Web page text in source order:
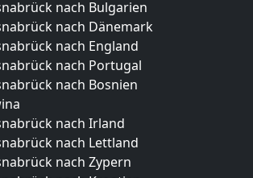
nach Bulgarien
nach Dänemark
nach England
nach Portugal
nach Bosnien
nach Irland
nach Lettland
nach Zypern